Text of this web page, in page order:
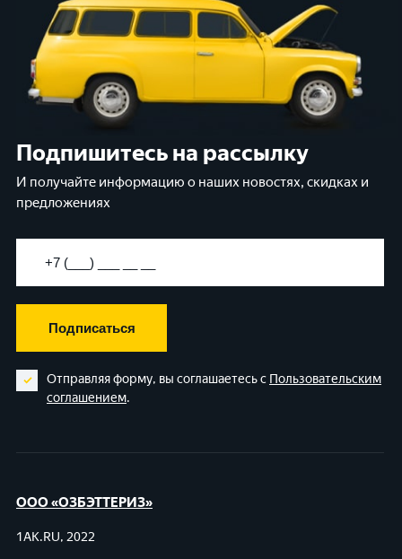
Подпишитесь на рассылку
И получайте информацию о наших новостях, скидках и
предложениях
Подписаться
Отправляя форму, вы соглашаетесь с Пользовательским
соглашением.
ООО «ОЗБЭТТЕРИЗ»
1AK.RU, 2022